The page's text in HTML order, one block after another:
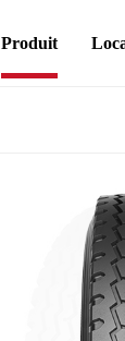
Produit